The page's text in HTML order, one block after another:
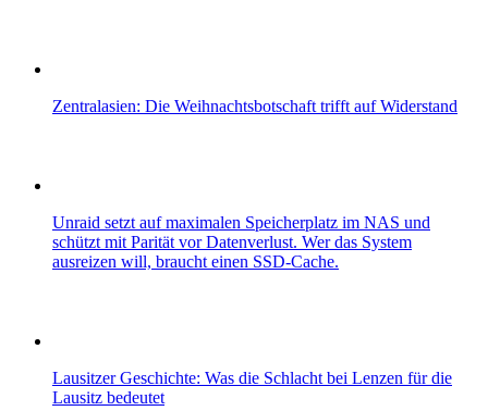
Zentralasien: Die Weihnachtsbotschaft trifft auf Widerstand
Unraid setzt auf maximalen Speicherplatz im NAS und
schützt mit Parität vor Datenverlust. Wer das System
ausreizen will, braucht einen SSD-Cache.
Lausitzer Geschichte: Was die Schlacht bei Lenzen für die
Lausitz bedeutet